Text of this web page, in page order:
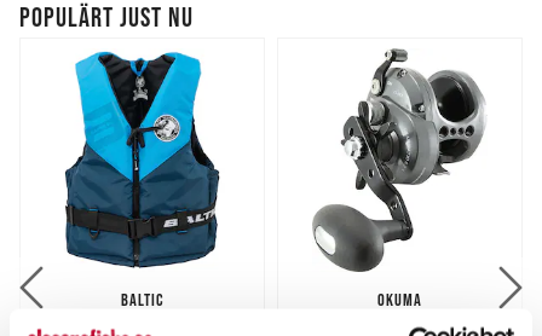
POPULÄRT JUST NU
BALTIC
Baltic Classic E.I Recycled
OKUMA
Okuma Cortez Black CZB